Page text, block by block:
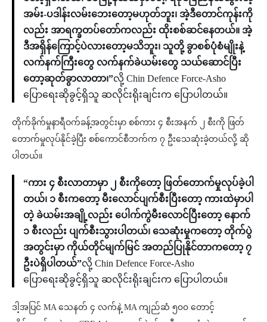
အမ်း-ပဒါန်းလမ်းဘေးတော့မဟုတ်ဘူး၊ အဲ့ဒီတောင်ကုန်းကို
လည်း အာရက္ခတပ်တော်ကလည်း ထိုးစစ်ဆင်နေတယ်။ အဲ့
ဒီအရှိန်ကြောင့်ပဲလားတော့မသိဘူး၊ သူတို့ ခွာစစ်ပုံစံမျိုးနဲ့
လက်နက်ကြီးတွေ လက်နက်ခဲယမ်းတွေ သယ်ဆောင်ပြီး
တော့ဆုတ်ခွာလာတာ၊”လို့ Chin Defence Force-Asho
ပြောရေးဆိုခွင့်ရှိသူ ဆလိုင်းရိုးချင်းက ပြောပါတယ်။
တိုက်ခိုက်မှုနာရီဝက်ခန့်အတွင်းမှာ စစ်ကား ၄ စီးအနက် ၂ စီးကို ဖြတ်
တောက်မှုလုပ်နိုင်ခဲ့ပြီး စစ်ကောင်စီဘက်က ၇ ဦးသေဆုံးခဲ့တယ်လို့ ဆို
ပါတယ်။
“ကား ၄ စီးလာတာမှာ ၂ စီးကိုတော့ ဖြတ်တောက်မှုလုပ်ခဲ့ပါ
တယ်၊ ၁ စီးကတော့ မီးလောင်ပျက်စီးပြီးတော့ ကားထဲမှာပါ
တဲ့ ခဲယမ်းအချို့လည်း ပေါက်ကွဲမီးလောင်ပြီးတော့ နောက်
၁ စီးလည်း ပျက်စီးသွားပါတယ်၊ သေဆုံးမှုကတော့ တိုက်ပွဲ
အတွင်းမှာ ကိုယ်တိုင်မျက်မြင် အတည်ပြုနိုင်တာကတော့ ၇
ဦးပဲရှိပါတယ်”လို့ Chin Defence Force-Asho
ပြောရေးဆိုခွင့်ရှိသူ ဆလိုင်းရိုးချင်းက ပြောပါတယ်။
ဒါ့အပြင် MA သေနတ် ၄ လက်နဲ့ MA ကျည်ဆံ ၅၀၀ တောင့်